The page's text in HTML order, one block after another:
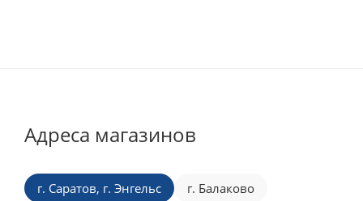
Адреса магазинов
г. Саратов, г. Энгельс г. Балаково